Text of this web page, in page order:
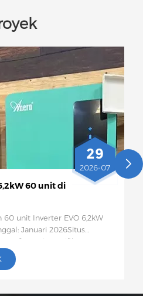
29
2026-07
60 unit di
60 unit Inverter EVO 6,2kW
Januari 2026Situs
Konfigurasi Spesifik: 60
Proyek:Sebanyak 60
ini akan dikirim ke Brasil